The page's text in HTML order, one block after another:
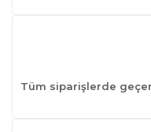
Tüm siparişlerde